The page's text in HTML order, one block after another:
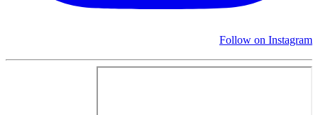
Follow on Instagram